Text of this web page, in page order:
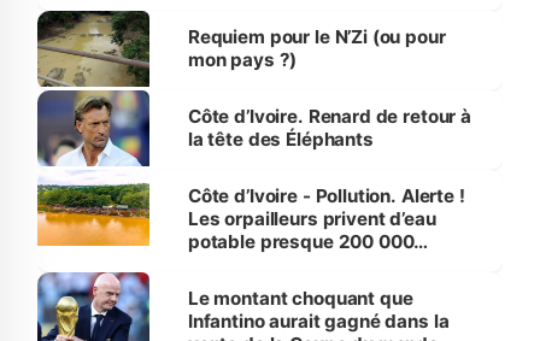
Requiem pour le N’Zi (ou pour
mon pays ?)
Côte d’Ivoire. Renard de retour à
la tête des Éléphants
Côte d’Ivoire - Pollution. Alerte !
Les orpailleurs privent d’eau
potable presque 200 000
Le montant choquant que
Infantino aurait gagné dans la